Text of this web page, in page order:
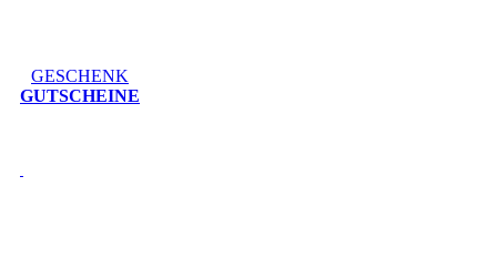
GESCHENK
GUTSCHEINE